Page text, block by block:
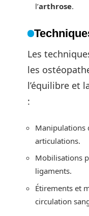
l’arthrose.
Les
les
l’équilibre et
:
Manipulations
articulations.
Mobilisations
ligaments.
Étirements et
circulation